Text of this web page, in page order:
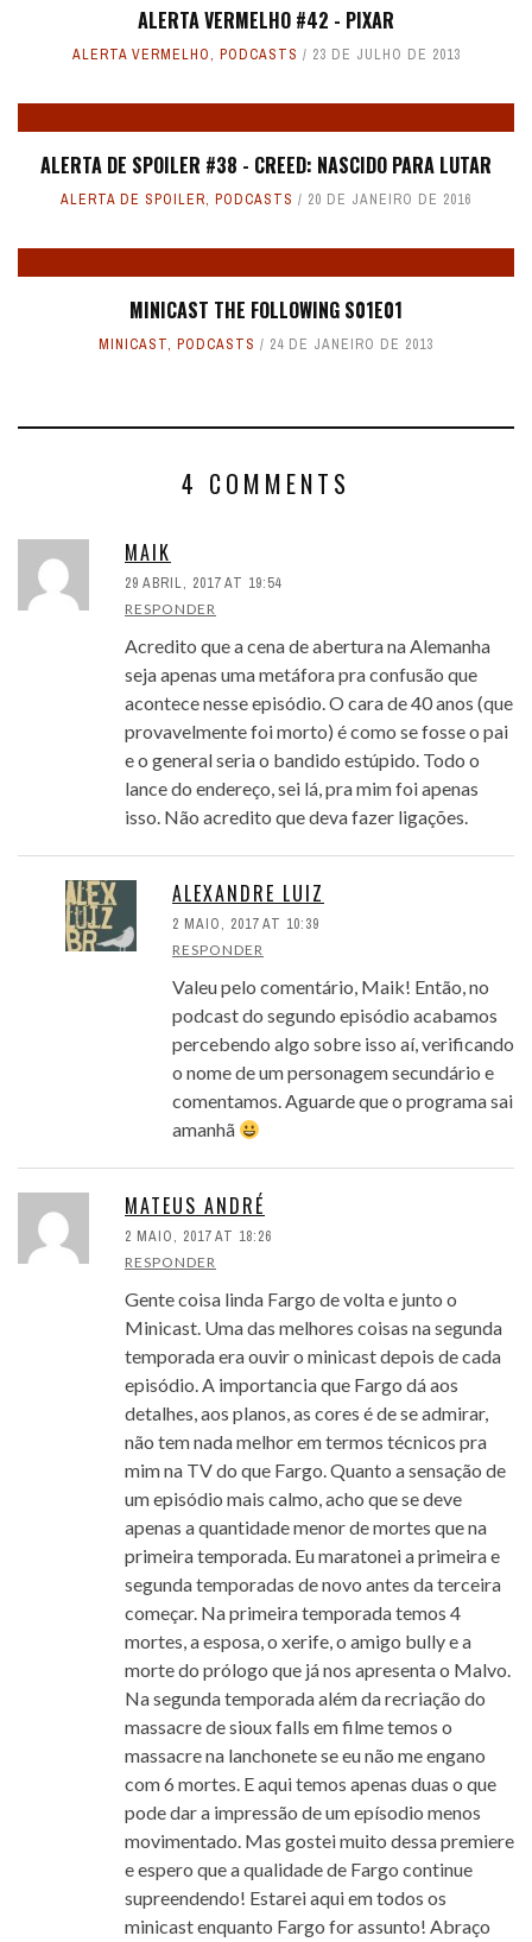
ALERTA VERMELHO #42 - PIXAR
ALERTA VERMELHO, PODCASTS 23 DE JULHO DE 2013
ALERTA DE SPOILER #38 - CREED: NASCIDO PARA LUTAR
ALERTA DE SPOILER, PODCASTS 20 DE JANEIRO DE 2016
MINICAST THE FOLLOWING S01E01
MINICAST, PODCASTS 24 DE JANEIRO DE 2013
4 COMMENTS
MAIK
29 ABRIL, 2017 AT 19:54
RESPONDER
Acredito que a cena de abertura na Alemanha
seja apenas uma metáfora pra confusão que
acontece nesse episódio. O cara de 40 anos (que
provavelmente foi morto) é como se fosse o pai
e o general seria o bandido estúpido. Todo o
lance do endereço, sei lá, pra mim foi apenas
isso. Não acredito que deva fazer ligações.
ALEXANDRE LUIZ
2 MAIO, 2017 AT 10:39
RESPONDER
Valeu pelo comentário, Maik! Então, no
podcast do segundo episódio acabamos
percebendo algo sobre isso aí, verificando
o nome de um personagem secundário e
comentamos. Aguarde que o programa sai
amanhã
MATEUS ANDRÉ
2 MAIO, 2017 AT 18:26
RESPONDER
Gente coisa linda Fargo de volta e junto o
Minicast. Uma das melhores coisas na segunda
temporada era ouvir o minicast depois de cada
episódio. A importancia que Fargo dá aos
detalhes, aos planos, as cores é de se admirar,
não tem nada melhor em termos técnicos pra
mim na TV do que Fargo. Quanto a sensação de
um episódio mais calmo, acho que se deve
apenas a quantidade menor de mortes que na
primeira temporada. Eu maratonei a primeira e
segunda temporadas de novo antes da terceira
começar. Na primeira temporada temos 4
mortes, a esposa, o xerife, o amigo bully e a
morte do prólogo que já nos apresenta o Malvo.
Na segunda temporada além da recriação do
massacre de sioux falls em filme temos o
massacre na lanchonete se eu não me engano
com 6 mortes. E aqui temos apenas duas o que
pode dar a impressão de um epísodio menos
movimentado. Mas gostei muito dessa premiere
e espero que a qualidade de Fargo continue
supreendendo! Estarei aqui em todos os
minicast enquanto Fargo for assunto! Abraço